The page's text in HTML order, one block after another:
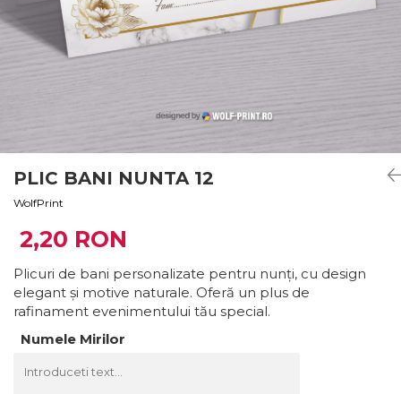
Carti de Vizita
Sisteme de Afisare
Placute Gravate Personalizate
Stickere Decorative Model 3D
Stickere Decorative Textura Lemn
Stickere Decorative Model
Caramida
Stickere Decorative Textura Beton
Tablouri Canvas
Tablou Canvas Living/Sufragerie
PLIC BANI NUNTA 12
WolfPrint
2,20 RON
Plicuri de bani personalizate pentru nunți, cu design
elegant și motive naturale. Oferă un plus de
rafinament evenimentului tău special.
Numele Mirilor